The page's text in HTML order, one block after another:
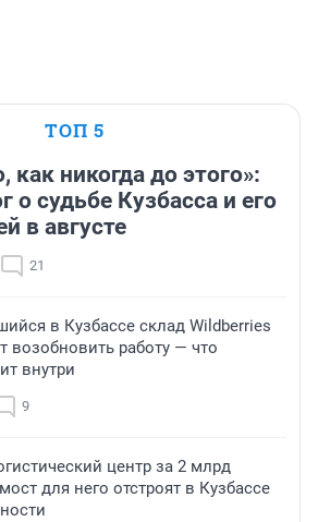
ТОП 5
как никогда до этого»:
о судьбе Кузбасса и его
в августе
21
в Кузбассе склад Wildberries
возобновить работу — что
внутри
9
центр за 2 млрд
для него отстроят в Кузбассе